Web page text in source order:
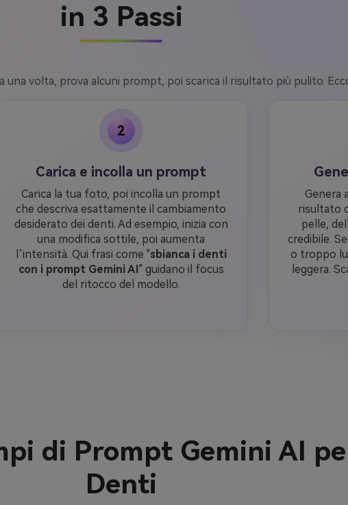
in 3 Passi
volta, prova alcuni prompt, poi scarica il risultato più pulito.
2
Carica e incolla un prompt
Carica la tua foto, poi incolla un prompt
che descriva esattamente il cambiamento
desiderato dei denti. Ad esempio, inizia con
una modifica sottile, poi aumenta
l’intensità. Qui frasi come "sbianca i denti
con i prompt Gemini AI" guidano il focus
del ritocco del modello.
Genera
risultato
pelle,
credibile.
o troppo
leggera.
di Prompt Gemini AI
Denti